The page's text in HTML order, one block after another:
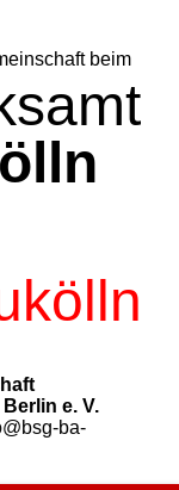
e. V.
ba-